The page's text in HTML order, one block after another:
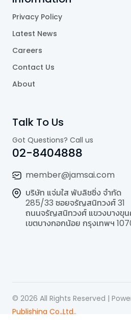
Privacy Policy
Latest News
Careers
Contact Us
About
Talk To Us
Got Questions? Call us
02-8404888
member@jamsai.com
บริษัท แจ่มใส พับลิชชิ่ง จำกัด
285/33 ซอยจรัญสนิทวงศ์ 31
ถนนจรัญสนิทวงศ์ แขวงบางขุ
เขตบางกอกน้อย กรุงเทพฯ
© 2026 All Rights Reserved |
Publishing Co.,Ltd..